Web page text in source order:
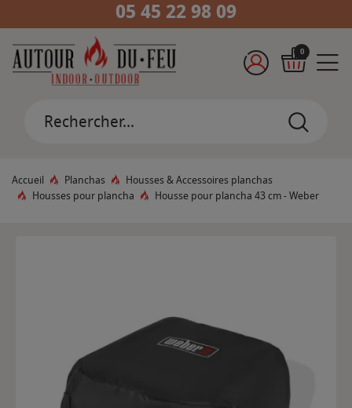
05 45 22 98 09
0
Accueil Planchas
Housses & Accessoires planchas
Housses pour plancha
Housse pour plancha 43 cm - Weber